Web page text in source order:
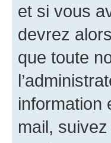
et si vous
devrez
que toute
information
mail,